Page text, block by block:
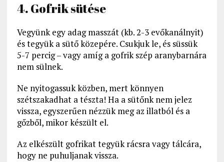
4. Gofrik sütése
Vegyünk egy adag masszát (kb. 2-3 evőkanálnyit)
és tegyük a sütő közepére. Csukjuk le, és süssük
5-7 percig – vagy amíg a gofrik szép aranybarnára
nem sülnek.
Ne nyitogassuk közben, mert könnyen
szétszakadhat a tészta! Ha a sütőnk nem jelez
vissza, egyszerűen nézzük meg az illatból és a
gőzből, mikor készült el.
Az elkészült gofrikat tegyük rácsra vagy tálcára,
hogy ne puhuljanak vissza.